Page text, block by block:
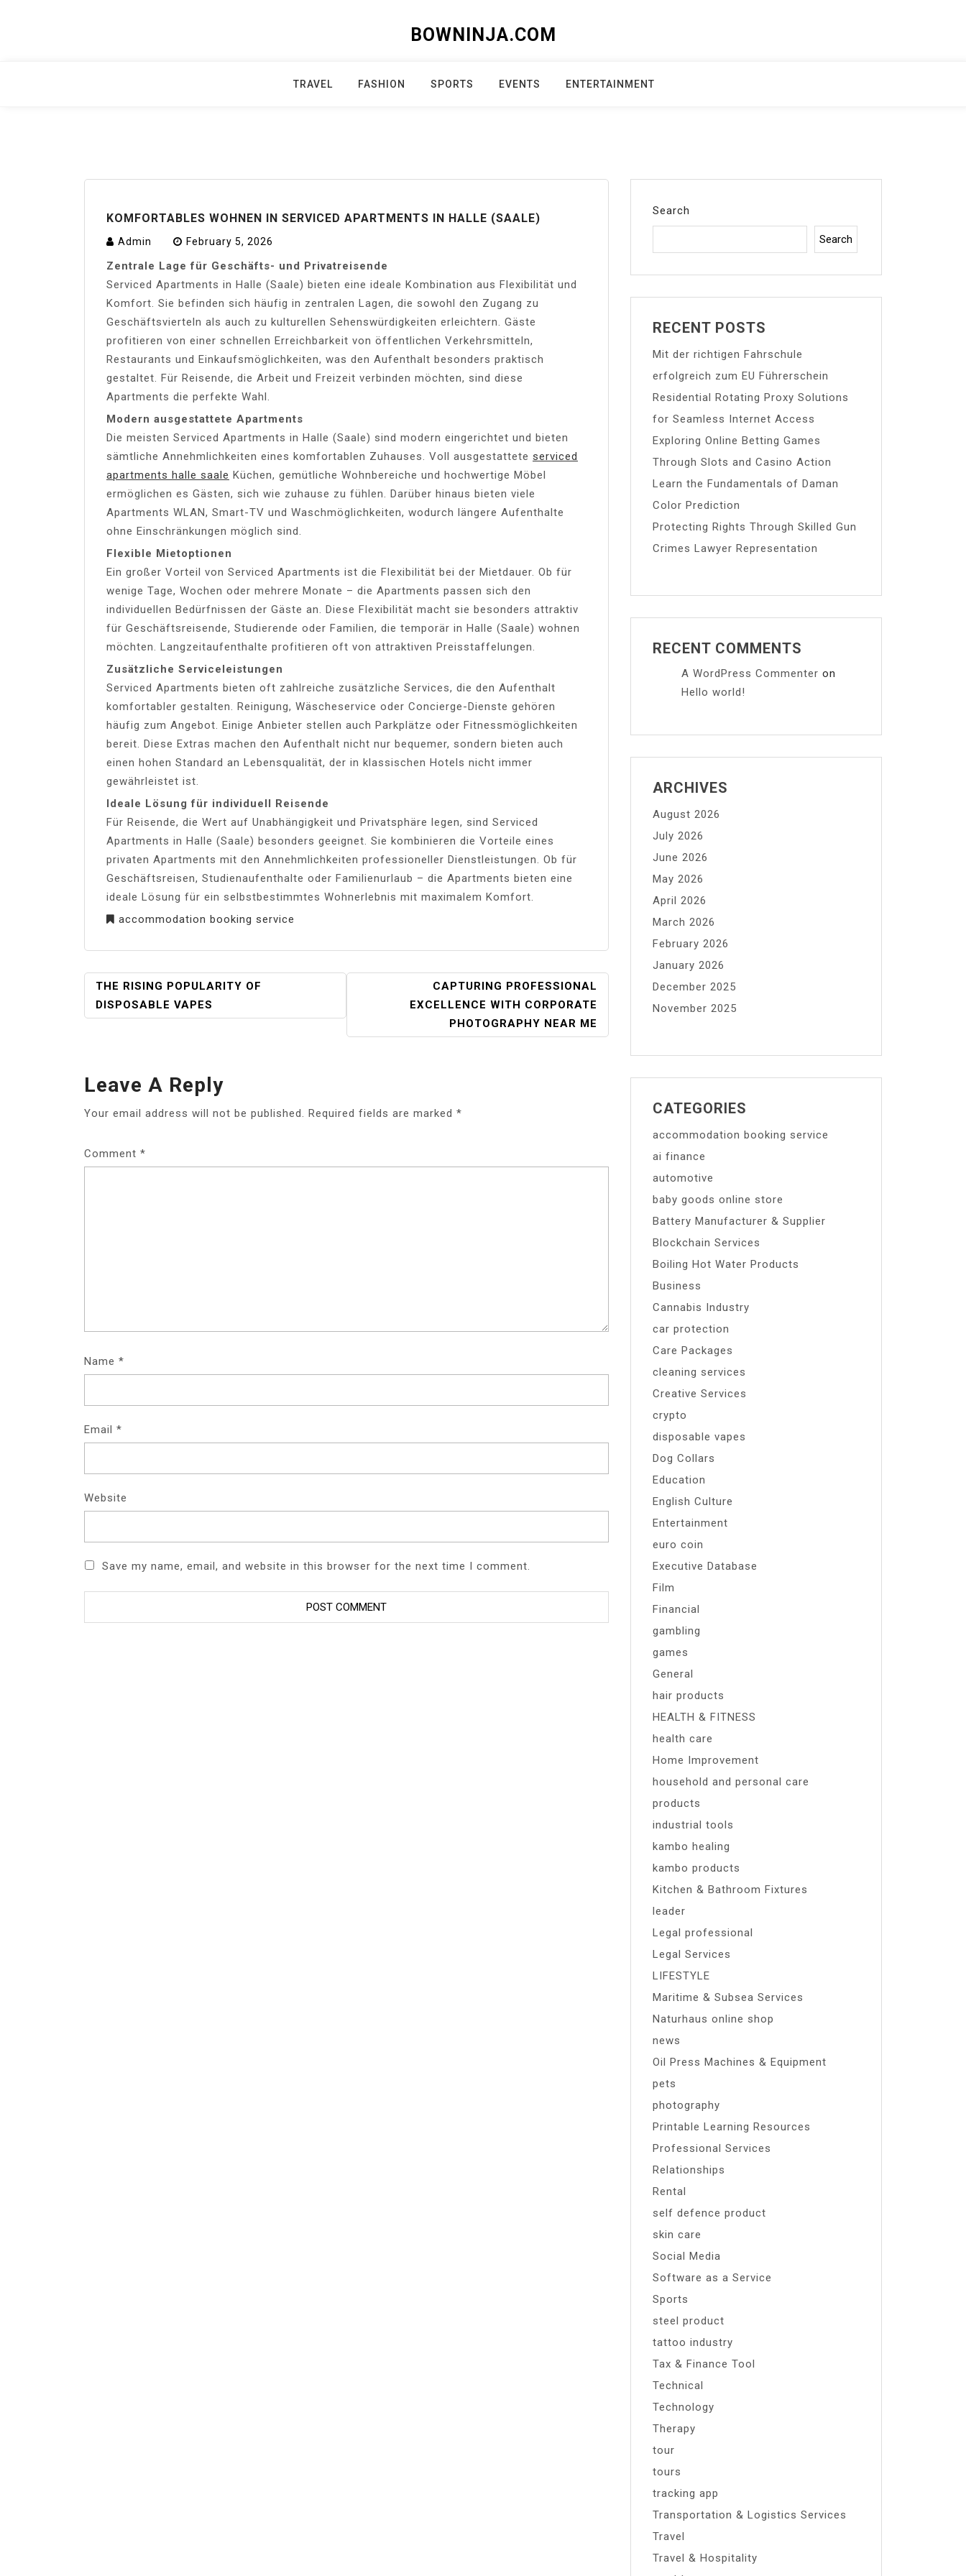
BOWNINJA.COM
TRAVEL FASHION SPORTS EVENTS ENTERTAINMENT
KOMFORTABLES WOHNEN IN SERVICED APARTMENTS IN HALLE (SAALE)
Admin February 5, 2026
Zentrale Lage für Geschäfts- und Privatreisende
Serviced Apartments in Halle (Saale) bieten eine ideale Kombination aus Flexibilität und
Komfort. Sie befinden sich häufig in zentralen Lagen, die sowohl den Zugang zu
Geschäftsvierteln als auch zu kulturellen Sehenswürdigkeiten erleichtern. Gäste
profitieren von einer schnellen Erreichbarkeit von öffentlichen Verkehrsmitteln,
Restaurants und Einkaufsmöglichkeiten, was den Aufenthalt besonders praktisch
gestaltet. Für Reisende, die Arbeit und Freizeit verbinden möchten, sind diese
Apartments die perfekte Wahl.
Modern ausgestattete Apartments
Die meisten Serviced Apartments in Halle (Saale) sind modern eingerichtet und bieten
sämtliche Annehmlichkeiten eines komfortablen Zuhauses. Voll ausgestattete serviced
apartments halle saale Küchen, gemütliche Wohnbereiche und hochwertige Möbel
ermöglichen es Gästen, sich wie zuhause zu fühlen. Darüber hinaus bieten viele
Apartments WLAN, Smart-TV und Waschmöglichkeiten, wodurch längere Aufenthalte
ohne Einschränkungen möglich sind.
Flexible Mietoptionen
Ein großer Vorteil von Serviced Apartments ist die Flexibilität bei der Mietdauer. Ob für
wenige Tage, Wochen oder mehrere Monate – die Apartments passen sich den
individuellen Bedürfnissen der Gäste an. Diese Flexibilität macht sie besonders attraktiv
für Geschäftsreisende, Studierende oder Familien, die temporär in Halle (Saale) wohnen
möchten. Langzeitaufenthalte profitieren oft von attraktiven Preisstaffelungen.
Zusätzliche Serviceleistungen
Serviced Apartments bieten oft zahlreiche zusätzliche Services, die den Aufenthalt
komfortabler gestalten. Reinigung, Wäscheservice oder Concierge-Dienste gehören
häufig zum Angebot. Einige Anbieter stellen auch Parkplätze oder Fitnessmöglichkeiten
bereit. Diese Extras machen den Aufenthalt nicht nur bequemer, sondern bieten auch
einen hohen Standard an Lebensqualität, der in klassischen Hotels nicht immer
gewährleistet ist.
Ideale Lösung für individuell Reisende
Für Reisende, die Wert auf Unabhängigkeit und Privatsphäre legen, sind Serviced
Apartments in Halle (Saale) besonders geeignet. Sie kombinieren die Vorteile eines
privaten Apartments mit den Annehmlichkeiten professioneller Dienstleistungen. Ob für
Geschäftsreisen, Studienaufenthalte oder Familienurlaub – die Apartments bieten eine
ideale Lösung für ein selbstbestimmtes Wohnerlebnis mit maximalem Komfort.
accommodation booking service
POST
NAVIGATION
THE RISING POPULARITY OF
DISPOSABLE VAPES
CAPTURING PROFESSIONAL
EXCELLENCE WITH CORPORATE
PHOTOGRAPHY NEAR ME
Leave A Reply
Your email address will not be published. Required fields are marked *
Comment *
Name *
Email *
Website
Save my name, email, and website in this browser for the next time I comment.
Search
Search
RECENT POSTS
Mit der richtigen Fahrschule
erfolgreich zum EU Führerschein
Residential Rotating Proxy Solutions
for Seamless Internet Access
Exploring Online Betting Games
Through Slots and Casino Action
Learn the Fundamentals of Daman
Color Prediction
Protecting Rights Through Skilled Gun
Crimes Lawyer Representation
RECENT COMMENTS
A WordPress Commenter on
Hello world!
ARCHIVES
August 2026
July 2026
June 2026
May 2026
April 2026
March 2026
February 2026
January 2026
December 2025
November 2025
CATEGORIES
accommodation booking service
ai finance
automotive
baby goods online store
Battery Manufacturer & Supplier
Blockchain Services
Boiling Hot Water Products
Business
Cannabis Industry
car protection
Care Packages
cleaning services
Creative Services
crypto
disposable vapes
Dog Collars
Education
English Culture
Entertainment
euro coin
Executive Database
Film
Financial
gambling
games
General
hair products
HEALTH & FITNESS
health care
Home Improvement
household and personal care
products
industrial tools
kambo healing
kambo products
Kitchen & Bathroom Fixtures
leader
Legal professional
Legal Services
LIFESTYLE
Maritime & Subsea Services
Naturhaus online shop
news
Oil Press Machines & Equipment
pets
photography
Printable Learning Resources
Professional Services
Relationships
Rental
self defence product
skin care
Social Media
Software as a Service
Sports
steel product
tattoo industry
Tax & Finance Tool
Technical
Technology
Therapy
tour
tours
tracking app
Transportation & Logistics Services
Travel
Travel & Hospitality